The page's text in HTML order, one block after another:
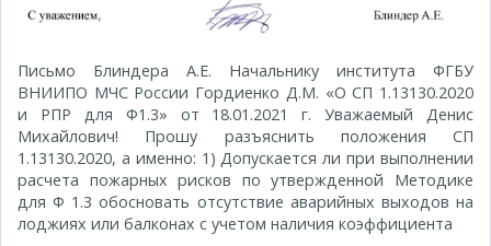
Письмо Блиндера А.Е. Начальнику института ФГБУ
ВНИИПО МЧС России Гордиенко Д.М. «О СП 1.13130.2020
и РПР для Ф1.3» от 18.01.2021 г. Уважаемый Денис
Михайлович! Прошу разъяснить положения СП
1.13130.2020, а именно: 1) Допускается ли при выполнении
расчета пожарных рисков по утвержденной Методике
для Ф 1.3 обосновать отсутствие аварийных выходов на
лоджиях или балконах с учетом наличия коэффициента